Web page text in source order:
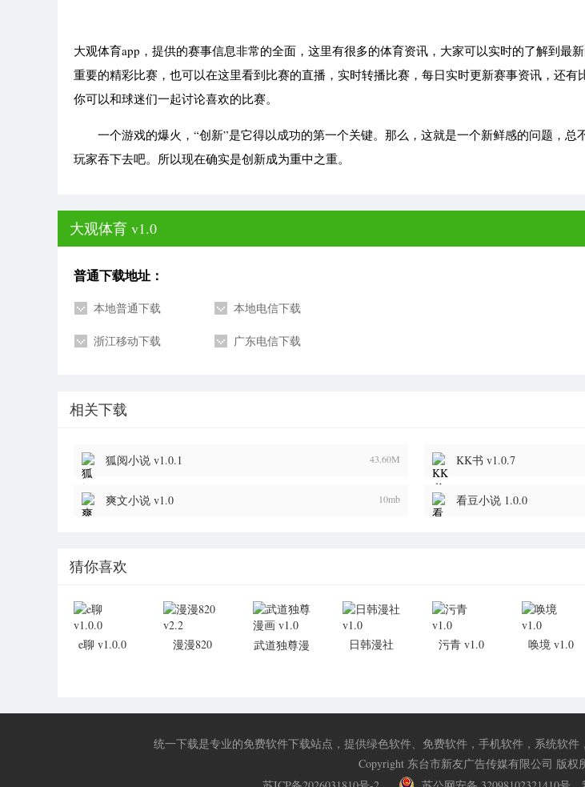
大观体育app，提供的赛事信息非常的全面，这里有很多的体育资讯，大家可以实时的了解到最
重要的精彩比赛，也可以在这里看到比赛的直播，实时转播比赛，每日实时更新赛事资讯，还有
你可以和球迷们一起讨论喜欢的比赛。
一个游戏的爆火，“创新”是它得以成功的第一个关键。那么，这就是一个新鲜感的问题，总
玩家吞下去吧。所以现在确实是创新成为重中之重。
大观体育 v1.0
普通下载地址：
本地普通下载 本地电信下载
浙江移动下载 广东电信下载
相关下载
狐阅小说 v1.0.1 43.60M KK书 v1.0.7
爽文小说 v1.0 10mb 看豆小说 1.0.0
猜你喜欢
e聊 v1.0.0
漫漫820
武道独尊漫
日韩漫社
污青 v1.0 唤境 v1.0
统一下载是专业的免费软件下载站点，提供绿色软件、免费软件，手机软件，系统软件
Copyright 东台市新友广告传媒有限公司 版权